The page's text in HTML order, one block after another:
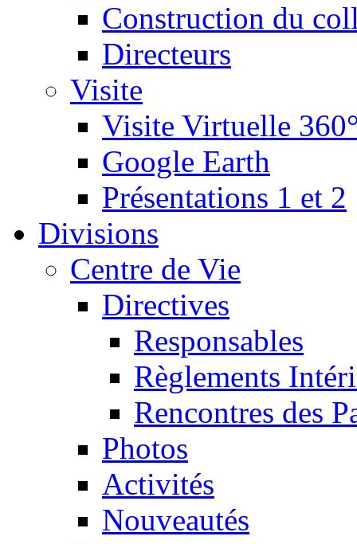
Construction du
Directeurs
Visite
Visite Virtuelle
Google Earth
Présentations 1 et 2
Divisions
Centre de Vie
Directives
Responsables
Règlements
Rencontres des
Photos
Activités
Nouveautés